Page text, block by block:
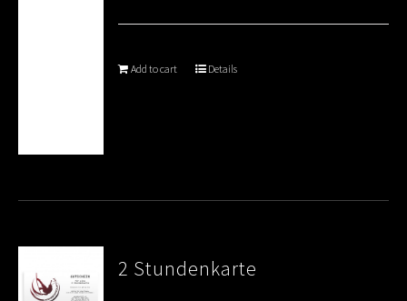
Add to cart Details
2 Stundenkarte